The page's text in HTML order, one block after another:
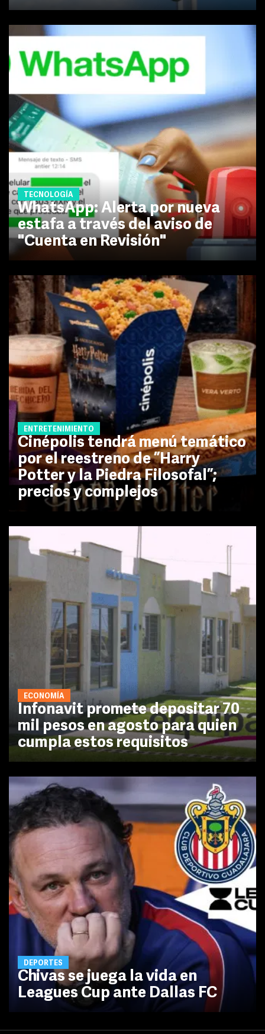
TECNOLOGÍA
WhatsApp: Alerta por nueva
estafa a través del aviso de
"Cuenta en Revisión"
ENTRETENIMIENTO
Cinépolis tendrá menú temático
por el reestreno de ”Harry
Potter y la Piedra Filosofal”;
precios y complejos
ECONOMÍA
Infonavit promete depositar 70
mil pesos en agosto para quien
cumpla estos requisitos
DEPORTES
Chivas se juega la vida en
Leagues Cup ante Dallas FC